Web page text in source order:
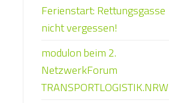
Ferienstart: Rettungsgasse
nicht vergessen!
modulon beim 2.
NetzwerkForum
TRANSPORTLOGISTIK.NRW